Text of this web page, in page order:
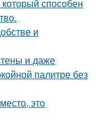
способен
и
и даже
палитре без
это